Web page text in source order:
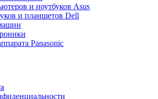
и ноутбуков Asus
и планшетов Dell
Panasonic